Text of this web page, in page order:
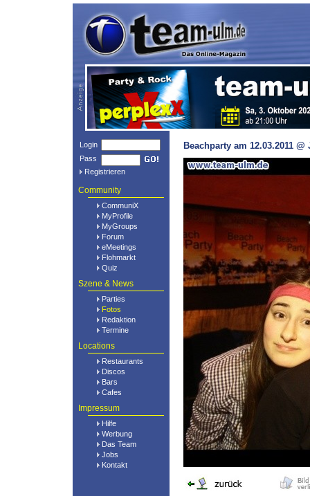
Login
Pass
Registrieren
Community
CommuniX
MyProfile
MyGroups
Forum
eMeetings
Flohmarkt
Quiz
Szene & News
Parties
Fotos
Redaktion
Termine
Locations
Restaurants
Discos
Bars
Cafes
Impressum
Hilfe
Werbung
Das Team
Jobs
Kontakt
Beachparty am 12.03.2011